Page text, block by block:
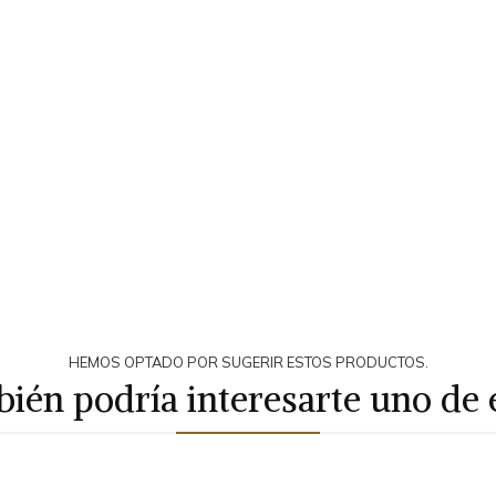
HEMOS OPTADO POR SUGERIR ESTOS PRODUCTOS.
podría interesarte uno de